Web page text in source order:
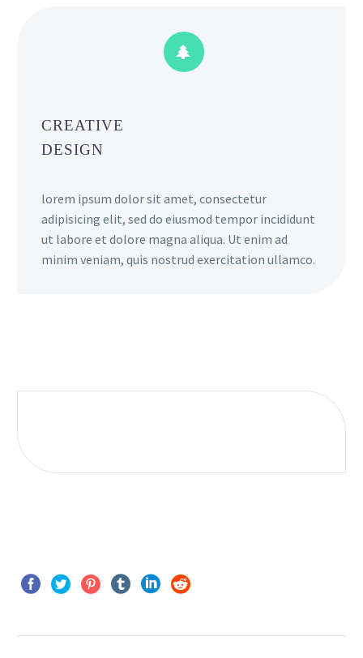


CREATIVE
DESIGN
lorem ipsum dolor sit amet, consectetur
adipisicing elit, sed do eiusmod tempor incididunt
ut labore et dolore magna aliqua. Ut enim ad
minim veniam, quis nostrud exercitation ullamco.